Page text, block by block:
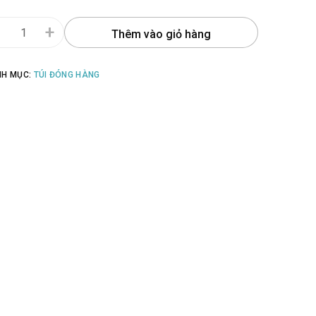
+ Thêm vào giỏ hàng
MỤC: TÚI ĐÓNG HÀNG